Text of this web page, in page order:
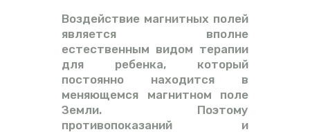
Воздействие магнитных полей
является вполне
естественным видом терапии
для ребенка, который
постоянно находится в
меняющемся магнитном поле
Земли. Поэтому
противопоказаний и